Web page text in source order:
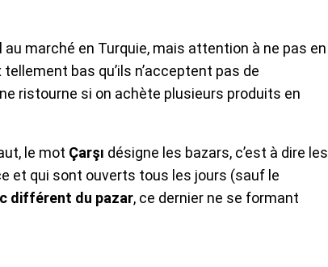
marché en Turquie, mais attention à ne pas en
bas qu’ils n’acceptent pas de
ristourne si on achète plusieurs produits en
, le mot Çarşı désigne les bazars, c’est à dire les
et qui sont ouverts tous les jours (sauf le
différent du pazar, ce dernier ne se formant